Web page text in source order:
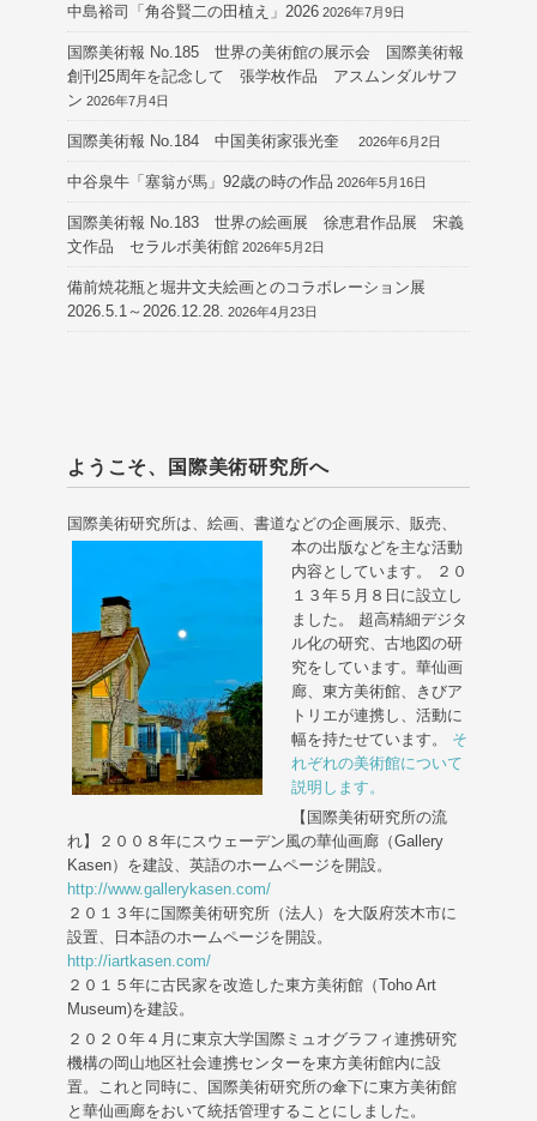
中島裕司「角谷賢二の田植え」2026 2026年7月9日
国際美術報 No.185 世界の美術館の展示会 国際美術報
創刊25周年を記念して 張学枚作品 アスムンダルサフ
ン 2026年7月4日
国際美術報 No.184 中国美術家張光奎 2026年6月2日
中谷泉牛「塞翁が馬」92歳の時の作品 2026年5月16日
国際美術報 No.183 世界の絵画展 徐恵君作品展 宋義
文作品 セラルボ美術館 2026年5月2日
備前焼花瓶と堀井文夫絵画とのコラボレーション展
2026.5.1～2026.12.28. 2026年4月23日
ようこそ、国際美術研究所へ
国際美術研究所は、絵画、書道などの企画展示、販売、
本の出版などを主な活動
内容としています。 ２０
１３年５月８日に設立し
ました。 超高精細デジタ
ル化の研究、古地図の研
究をしています。華仙画
廊、東方美術館、きびア
トリエが連携し、活動に
幅を持たせています。 そ
れぞれの美術館について
説明します。
【国際美術研究所の流
れ】２００８年にスウェーデン風の華仙画廊（Gallery
Kasen）を建設、英語のホームページを開設。
http://www.gallerykasen.com/
２０１３年に国際美術研究所（法人）を大阪府茨木市に
設置、日本語のホームページを開設。
http://iartkasen.com/
２０１５年に古民家を改造した東方美術館（Toho Art
Museum)を建設。
２０２０年４月に東京大学国際ミュオグラフィ連携研究
機構の岡山地区社会連携センターを東方美術館内に設
置。これと同時に、国際美術研究所の傘下に東方美術館
と華仙画廊をおいて統括管理することにしました。